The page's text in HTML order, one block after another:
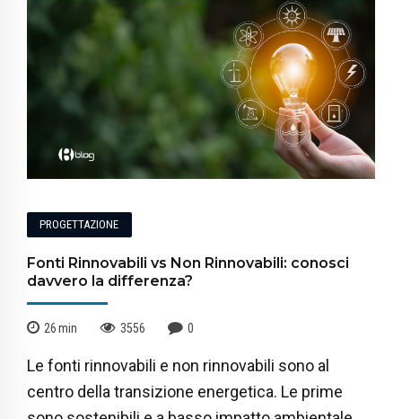
PROGETTAZIONE
Fonti Rinnovabili vs Non Rinnovabili: conosci
davvero la differenza?
26min 3556 0
Le fonti rinnovabili e non rinnovabili sono al
centro della transizione energetica. Le prime